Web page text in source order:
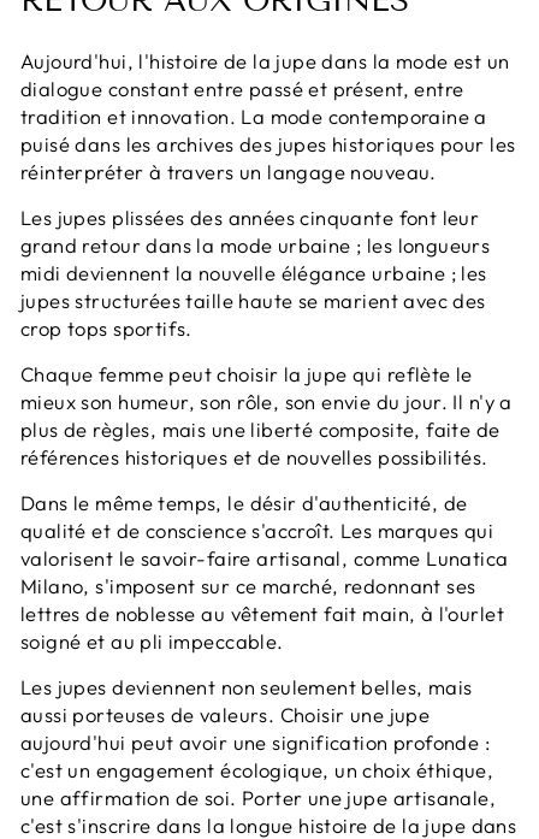
Aujourd'hui, l'histoire de la jupe dans la mode est un
dialogue constant entre passé et présent, entre
tradition et innovation. La mode contemporaine a
puisé dans les archives des jupes historiques pour les
réinterpréter à travers un langage nouveau.
Les jupes plissées des années cinquante font leur
grand retour dans la mode urbaine ; les longueurs
midi deviennent la nouvelle élégance urbaine ; les
jupes structurées taille haute se marient avec des
crop tops sportifs.
Chaque femme peut choisir la jupe qui reflète le
mieux son humeur, son rôle, son envie du jour. Il n'y a
plus de règles, mais une liberté composite, faite de
références historiques et de nouvelles possibilités.
Dans le même temps, le désir d'authenticité, de
qualité et de conscience s'accroît. Les marques qui
valorisent le savoir-faire artisanal, comme Lunatica
Milano, s'imposent sur ce marché, redonnant ses
lettres de noblesse au vêtement fait main, à l'ourlet
soigné et au pli impeccable.
Les jupes deviennent non seulement belles, mais
aussi porteuses de valeurs. Choisir une jupe
aujourd'hui peut avoir une signification profonde :
c'est un engagement écologique, un choix éthique,
une affirmation de soi. Porter une jupe artisanale,
c'est s'inscrire dans la longue histoire de la jupe dans